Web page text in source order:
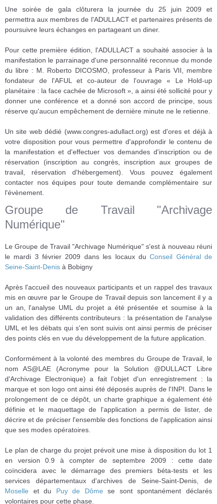
Une soirée de gala clôturera la journée du 25 juin 2009 et
permettra aux membres de l'ADULLACT et partenaires présents de
poursuivre leurs échanges en partageant un diner.
Pour cette première édition, l'ADULLACT a souhaité associer à la
manifestation le parrainage d'une personnalité reconnue du monde
du libre : M. Roberto DICOSMO, professeur à Paris VII, membre
fondateur de l'AFUL et co-auteur de l'ouvrage « Le Hold-up
planétaire : la face cachée de Microsoft », a ainsi été sollicité pour y
donner une conférence et a donné son accord de principe, sous
réserve qu'aucun empêchement de dernière minute ne le retienne.
Un site web dédié (www.congres-adullact.org) est d'ores et déjà à
votre disposition pour vous permettre d'approfondir le contenu de
la manifestation et d'effectuer vos demandes d'inscription ou de
réservation (inscription au congrès, inscription aux groupes de
travail, réservation d'hébergement). Vous pouvez également
contacter nos équipes pour toute demande complémentaire sur
l'évènement.
Groupe de Travail "Archivage
Numérique"
Le Groupe de Travail "Archivage Numérique" s'est à nouveau réuni
le mardi 3 février 2009 dans les locaux duConseil Général de
Seine-Saint-Denis à Bobigny
Après l'accueil des nouveaux participants et un rappel des travaux
mis en œuvre par le Groupe de Travail depuis son lancement il y a
un an, l'analyse UML du projet a été présentée et soumise à la
validation des différents contributeurs : la présentation de l'analyse
UML et les débats qui s'en sont suivis ont ainsi permis de préciser
des points clés en vue du développement de la future application.
Conformément à la volonté des membres du Groupe de Travail, le
nom AS@LAE (Acronyme pour la Solution @DULLACT Libre
d'Archivage Electronique) a fait l'objet d'un enregistrement : la
marque et son logo ont ainsi été déposés auprès de l'INPI. Dans le
prolongement de ce dépôt, un charte graphique a également été
définie et le maquettage de l'application a permis de lister, de
décrire et de préciser l'ensemble des fonctions de l'application ainsi
que ses modes opératoires.
Le plan de charge du projet prévoit une mise à disposition du lot 1
en version 0.9 à compter de septembre 2009 : cette date
coïncidera avec le démarrage des premiers béta-tests et les
services départementaux d'archives de Seine-Saint-Denis, de
Moselle et du Puy de Dôme se sont spontanément déclarés
volontaires pour cette phase.